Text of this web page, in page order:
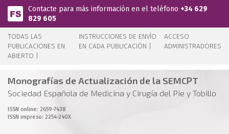
Pasar al contenido principal
Contacte para más información en el teléfono +34 629
829 605
TODAS LAS
PUBLICACIONES EN
ABIERTO |
INSTRUCCIONES DE ENVÍO
EN CADA PUBLICACIÓN |
ACCESO
ADMINISTRADORES
Monografías de Actualización de la SEMCPT
Sociedad Española de Medicina y Cirugía del Pie y Tobillo
ISSN online: 2659-7438
ISSN impreso: 2254-240X